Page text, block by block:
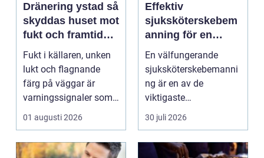
Dränering ystad så
skyddas huset mot
fukt och framtida
skador
Fukt i källaren, unken
lukt och flagnande
färg på väggar är
varningssignaler som
många villaägare i ...
01 augusti 2026
Effektiv
sjuksköterskebem
anning för en
tryggare vård
En välfungerande
sjuksköterskebemanni
ng är en av de
viktigaste
förutsättningarna för
30 juli 2026